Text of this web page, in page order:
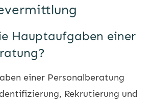
Hauptaufgaben einer
einer Personalberatung
Rekrutierung und